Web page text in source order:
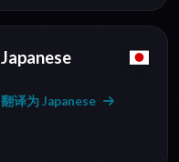
Japanese
翻译为 Japanese